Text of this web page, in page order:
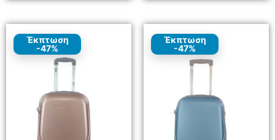
Έκπτωση
-47%
Έκπτωση
-47%